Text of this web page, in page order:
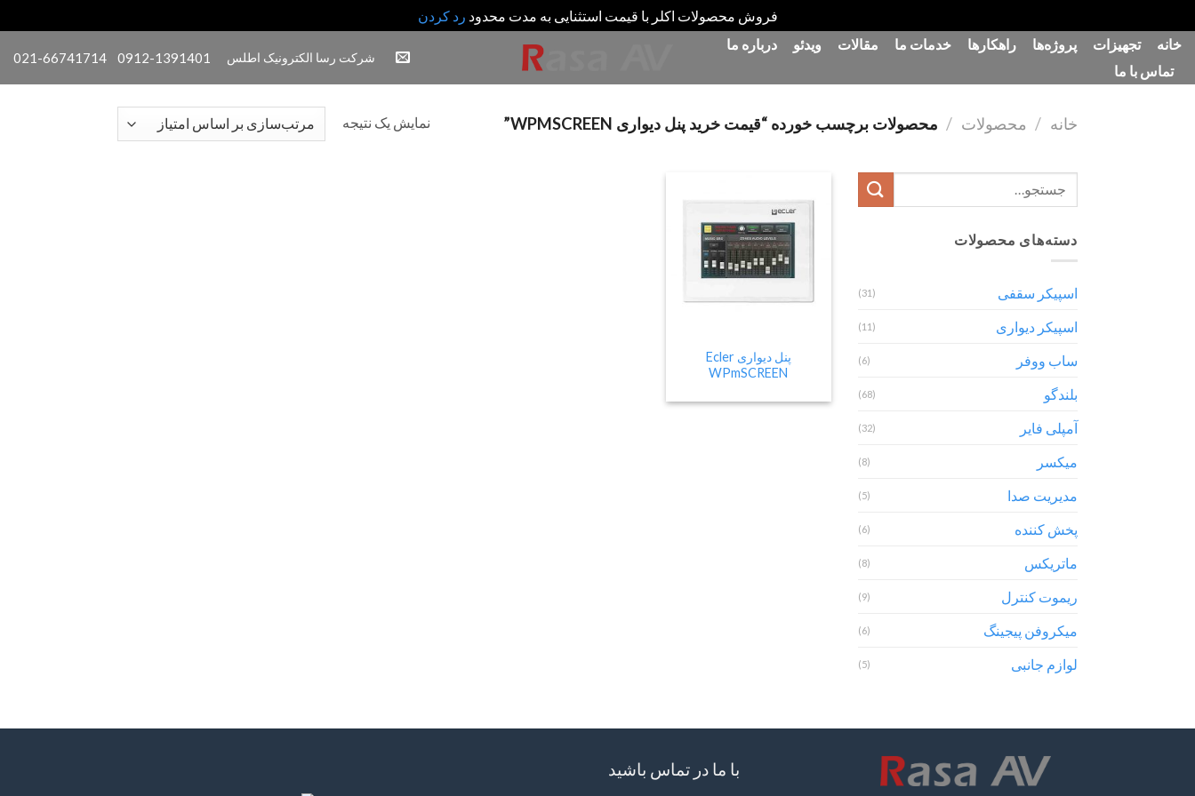
فروش محصولات اکلر با قیمت استثنایی به مدت محدود رد کردن
پرش
محتوا
خانه تجهیزات پروژه‌ها راهکارها خدمات ما مقالات ویدئو
درباره ما
تماس با ما
شرکت رسا الکترونیک اطلس 0912-1391401
021-66741714
خانه / محصولات / محصولات برچسب خورده “قیمت خرید پنل دیواری WPMSCREEN” نمایش یک نتیجه
دسته‌های محصولات
اسپیکر سقفی (31)
اسپیکر دیواری (11)
ساب ووفر (6)
بلندگو (68)
آمپلی فایر (32)
میکسر (8)
مدیریت صدا (5)
پخش کننده (6)
ماتریکس (8)
ریموت کنترل (9)
میکروفن پیجینگ (6)
لوازم جانبی (5)
پنل دیواری Ecler
WPmSCREEN
با ما در تماس باشید